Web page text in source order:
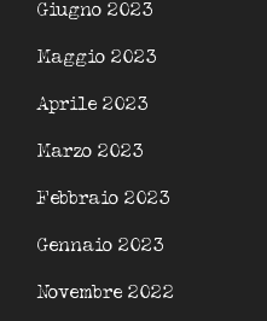
Giugno 2023
Maggio 2023
Aprile 2023
Marzo 2023
Febbraio 2023
Gennaio 2023
Novembre 2022